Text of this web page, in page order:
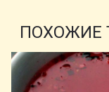
ПОХОЖИЕ